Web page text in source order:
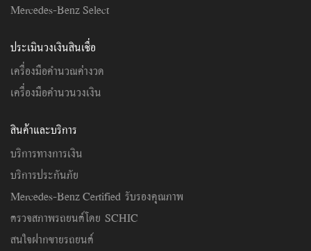
Mercedes-Benz Select
ประเมินวงเงินสินเชื่อ
เครื่องมือคำนวณค่างวด
เครื่องมือคำนวนวงเงิน
สินค้าและบริการ
บริการทางการเงิน
บริการประกันภัย
Mercedes-Benz Certified รับรองคุณภาพ
ตรวจสภาพรถยนต์โดย SCHIC
สนใจฝากขายรถยนต์